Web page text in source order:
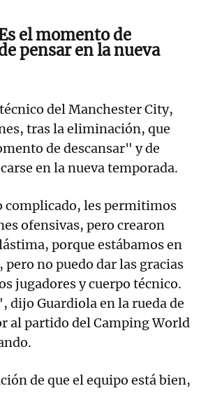
el momento de
pensar en la nueva
del Manchester City,
tras la eliminación, que
de descansar" y de
en la nueva temporada.
complicado, les permitimos
ofensivas, pero crearon
porque estábamos en
no puedo dar las gracias
jugadores y cuerpo técnico.
dijo Guardiola en la rueda de
al partido del Camping World
de que el equipo está bien,